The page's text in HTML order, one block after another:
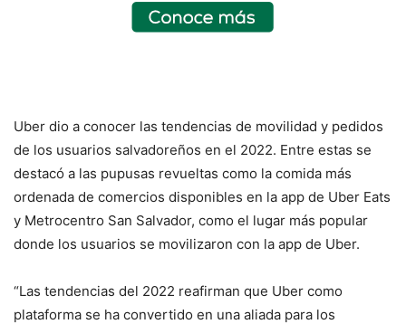
Uber dio a conocer las tendencias de movilidad y pedidos
de los usuarios salvadoreños en el 2022. Entre estas se
destacó a las pupusas revueltas como la comida más
ordenada de comercios disponibles en la app de Uber Eats
y Metrocentro San Salvador, como el lugar más popular
donde los usuarios se movilizaron con la app de Uber.
“Las tendencias del 2022 reafirman que Uber como
plataforma se ha convertido en una aliada para los